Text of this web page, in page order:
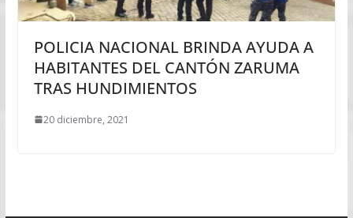
POLICIA NACIONAL BRINDA AYUDA A
HABITANTES DEL CANTÓN ZARUMA
TRAS HUNDIMIENTOS
20 diciembre, 2021